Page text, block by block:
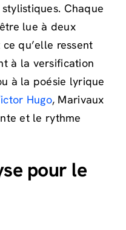
Chaque
lue à deux
qu’elle ressent
à la versification
à la poésie lyrique
Hugo, Marivaux
et le rythme
pour le